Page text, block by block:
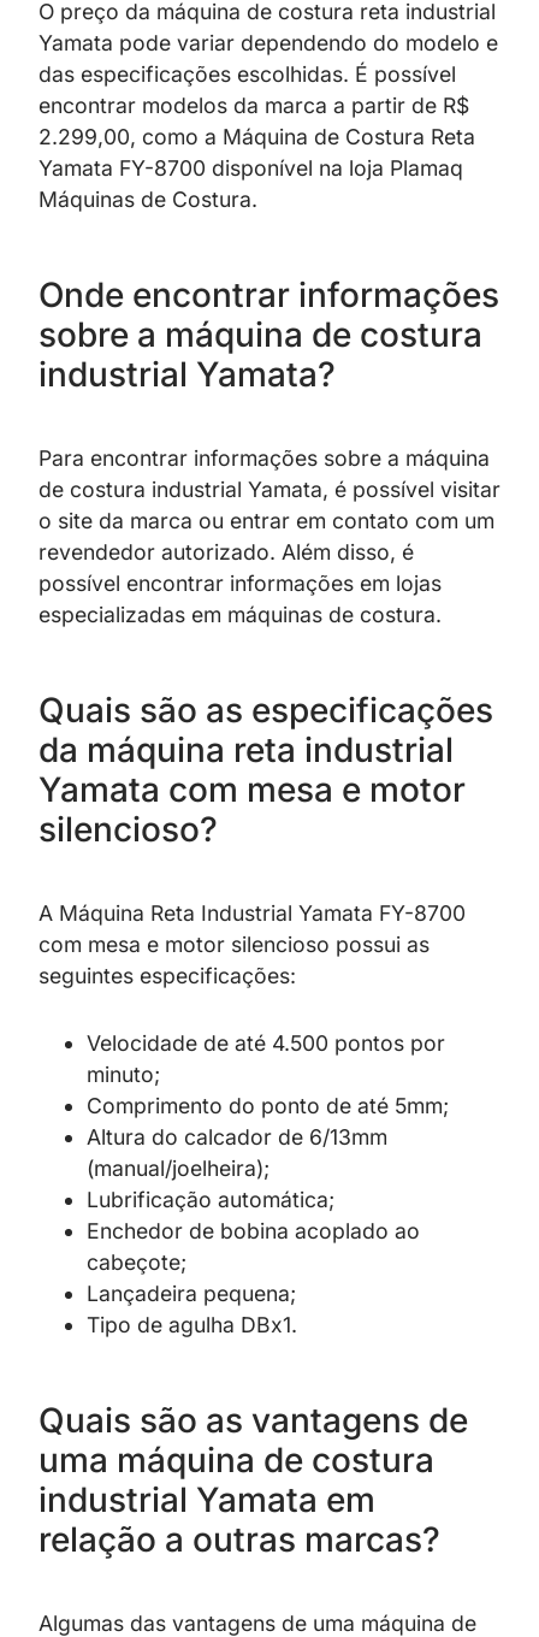
O preço da máquina de costura reta industrial
Yamata pode variar dependendo do modelo e
das especificações escolhidas. É possível
encontrar modelos da marca a partir de R$
2.299,00, como a Máquina de Costura Reta
Yamata FY-8700 disponível na loja Plamaq
Máquinas de Costura.
Onde encontrar informações
sobre a máquina de costura
industrial Yamata?
Para encontrar informações sobre a máquina
de costura industrial Yamata, é possível visitar
o site da marca ou entrar em contato com um
revendedor autorizado. Além disso, é
possível encontrar informações em lojas
especializadas em máquinas de costura.
Quais são as especificações
da máquina reta industrial
Yamata com mesa e motor
silencioso?
A Máquina Reta Industrial Yamata FY-8700
com mesa e motor silencioso possui as
seguintes especificações:
Velocidade de até 4.500 pontos por
minuto;
Comprimento do ponto de até 5mm;
Altura do calcador de 6/13mm
(manual/joelheira);
Lubrificação automática;
Enchedor de bobina acoplado ao
cabeçote;
Lançadeira pequena;
Tipo de agulha DBx1.
Quais são as vantagens de
uma máquina de costura
industrial Yamata em
relação a outras marcas?
Algumas das vantagens de uma máquina de